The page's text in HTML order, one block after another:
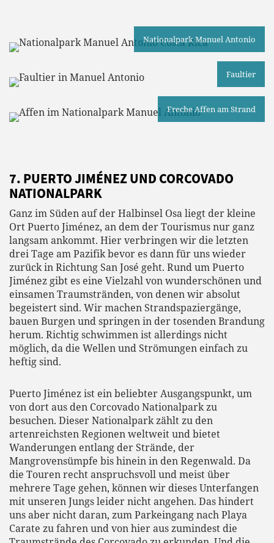
Nationalpark Manuel Antonio
Faultier
Freche Affen am Strand
7. PUERTO JIMÉNEZ UND CORCOVADO
NATIONALPARK
Ganz im Süden auf der Halbinsel Osa liegt der kleine
Ort Puerto Jiménez, an dem der Tourismus nur ganz
langsam ankommt. Hier verbringen wir die letzten
drei Tage am Pazifik bevor es dann für uns wieder
zurück in Richtung San José geht. Rund um Puerto
Jiménez gibt es eine Vielzahl von wunderschönen und
einsamen Traumstränden, von denen wir absolut
begeistert sind. Wir machen Strandspaziergänge,
bauen Burgen und springen in der tosenden Brandung
herum. Richtig schwimmen ist allerdings nicht
möglich, da die Wellen und Strömungen einfach zu
heftig sind.
Puerto Jiménez ist ein beliebter Ausgangspunkt, um
von dort aus den Corcovado Nationalpark zu
besuchen. Dieser Nationalpark zählt zu den
artenreichsten Regionen weltweit und bietet
Wanderungen entlang der Strände, der
Mangrovensümpfe bis hinein in den Regenwald. Da
die Touren recht anspruchsvoll und meist über
mehrere Tage gehen, können wir dieses Unterfangen
mit unseren Jungs leider nicht angehen. Das hindert
uns aber nicht daran, zum Parkeingang nach Playa
Carate zu fahren und von hier aus zumindest die